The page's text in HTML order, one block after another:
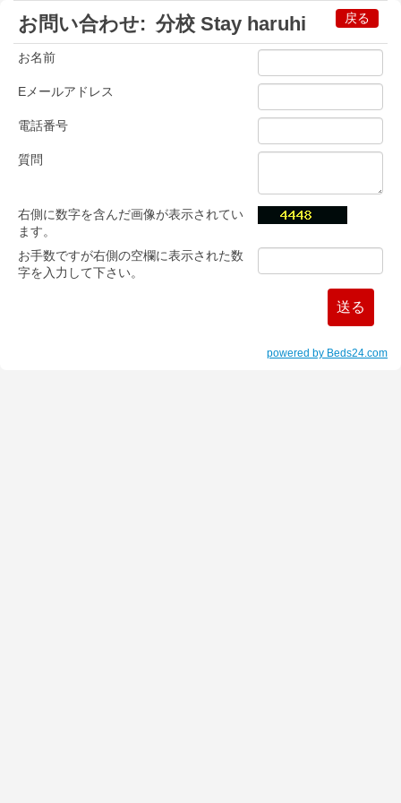
戻る
お問い合わせ: 分校 Stay haruhi
お名前
Eメールアドレス
電話番号
質問
右側に数字を含んだ画像が表示されてい
ます。
お手数ですが右側の空欄に表示された数
字を入力して下さい。
powered by Beds24.com